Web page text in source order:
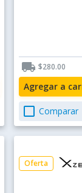
local_shipping $280.00
Agregar a
check_box_outline_blank Comparar
Oferta